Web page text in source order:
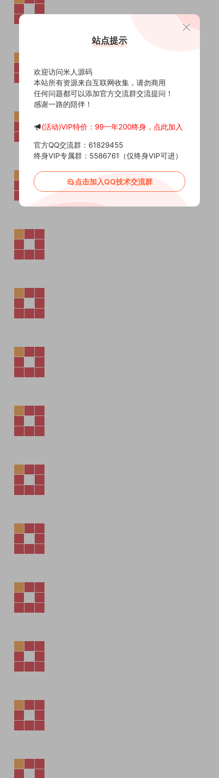
站点提示
欢迎访问米人源码
本站所有资源来自互联网收集，请勿商用
任何问题都可以添加官方交流群交流提问！
感谢一路的陪伴！
(活动)VIP特价：99一年200终身，点此加入
官方QQ交流群：61829455
终身VIP专属群：5586761（仅终身VIP可进）
点击加入QQ技术交流群